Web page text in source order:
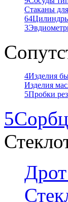
Стаканы
64
3
4Изделия
Изделия
5Пробки
5